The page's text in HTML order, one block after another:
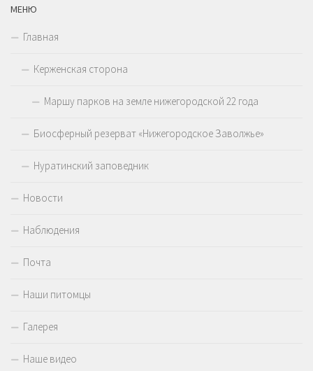
МЕНЮ
Главная
Керженская сторона
Маршу парков на земле нижегородской 22 года
Биосферный резерват «Нижегородское Заволжье»
Нуратинский заповедник
Новости
Наблюдения
Почта
Наши питомцы
Галерея
Наше видео